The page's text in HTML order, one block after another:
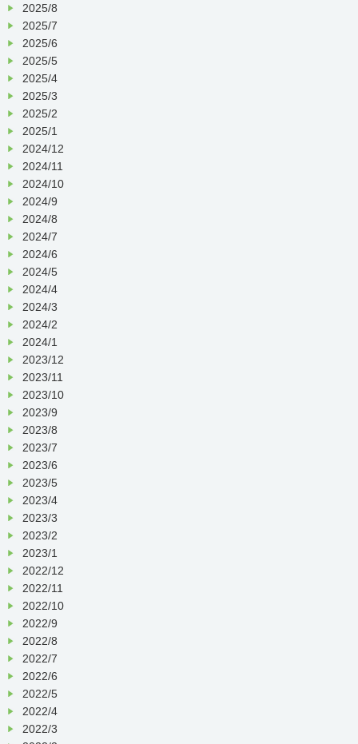
2025/8
2025/7
2025/6
2025/5
2025/4
2025/3
2025/2
2025/1
2024/12
2024/11
2024/10
2024/9
2024/8
2024/7
2024/6
2024/5
2024/4
2024/3
2024/2
2024/1
2023/12
2023/11
2023/10
2023/9
2023/8
2023/7
2023/6
2023/5
2023/4
2023/3
2023/2
2023/1
2022/12
2022/11
2022/10
2022/9
2022/8
2022/7
2022/6
2022/5
2022/4
2022/3